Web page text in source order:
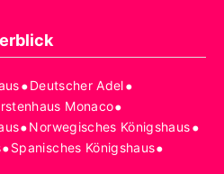
•Deutscher Adel•
Monaco•
•Norwegisches Königshaus•
•Spanisches Königshaus•